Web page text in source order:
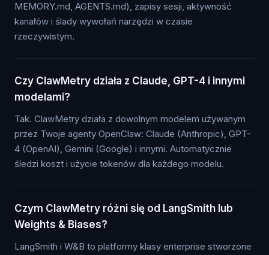
MEMORY.md, AGENTS.md), zapisy sesji, aktywność
kanałów i ślady wywołań narzędzi w czasie
rzeczywistym.
Czy ClawMetry działa z Claude, GPT-4 i innymi
modelami?
Tak. ClawMetry działa z dowolnym modelem używanym
przez Twoje agenty OpenClaw: Claude (Anthropic), GPT-
4 (OpenAI), Gemini (Google) i innymi. Automatycznie
śledzi koszt i użycie tokenów dla każdego modelu.
Czym ClawMetry różni się od LangSmith lub
Weights & Biases?
LangSmith i W&B to platformy klasy enterprise stworzone